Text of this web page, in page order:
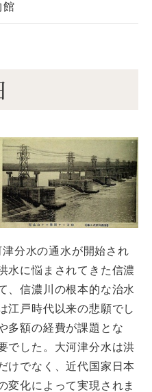
館
分水の通水が開始され
水に悩まされてきた信濃
、信濃川の根本的な治水
江戸時代以来の悲願でし
多額の経費が課題とな
でした。大河津分水は洪
けでなく、近代国家日本
変化によって実現されま